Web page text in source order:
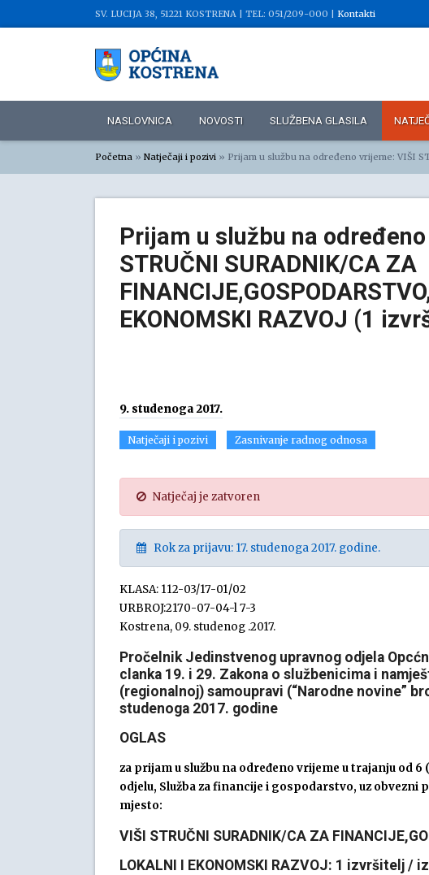
SV. LUCIJA 38, 51221 KOSTRENA | TEL: 051/209-000 | Kontakti
NASLOVNICA NOVOSTI SLUŽBENA GLASILA
Početna » Natječaji i pozivi » Prijam u službu na određeno vrijeme: VIŠI
Prijam u službu na
STRUČNI SURADNIK/CA ZA
EKONOMSKI RAZVOJ (1
9. studenoga 2017.
Natječaji i pozivi Zasnivanje radnog odnosa
Natječaj je zatvoren
Rok za prijavu: 17. studenoga 2017. godine.
KLASA: 112-03/17-01/02
URBROJ:2170-07-04-l 7-3
Kostrena, 09. studenog .2017.
Pročelnik Jedinstvenog upravnog odjela
clanka 19. i 29. Zakona o službenicima i
(regionalnoj) samoupravi (“Narodne novine”
studenoga 2017. godine
OGLAS
za prijam u službu na određeno vrijeme u trajanju od
odjelu, Služba za financije i gospodarstvo, uz obvezni
mjesto:
VIŠI STRUČNI SURADNIK/CA ZA
LOKALNI I EKONOMSKI RAZVOJ: 1 izvršitelj /